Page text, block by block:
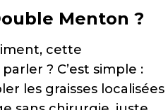
Menton ?
cette
? C’est simple :
les graisses localisées